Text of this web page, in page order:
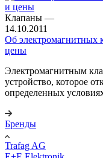
Клапаны —
14.10.2011
Об электромагнитных
цены
Электромагнитным
устройство, которое
определенных
Бренды
Trafag AG